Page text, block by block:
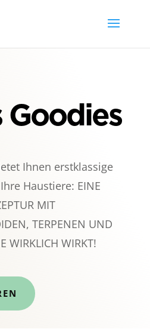
Goodies
Ihnen erstklassige
Haustiere: EINE
MIT
TERPENEN UND
WIRKLICH WIRKT!